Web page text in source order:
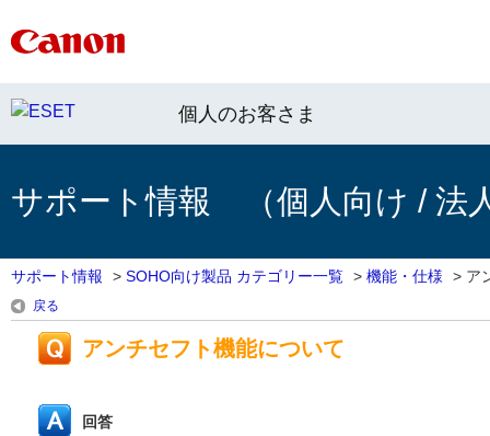
個人のお客さま
サポート情報 （個人向け / 法
サポート情報 > SOHO向け製品 カテゴリー一覧 > 機能・仕様 > ア
戻る
アンチセフト機能について
回答